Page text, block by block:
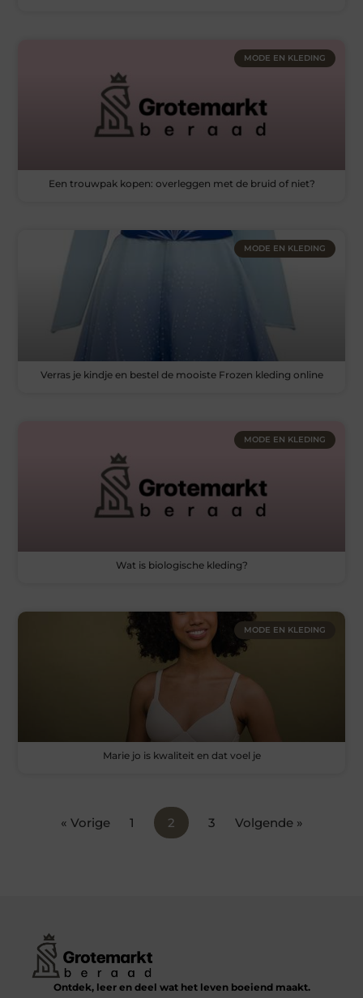
MODE EN KLEDING
Een trouwpak kopen: overleggen met de bruid of niet?
MODE EN KLEDING
Verras je kindje en bestel de mooiste Frozen kleding online
MODE EN KLEDING
Wat is biologische kleding?
MODE EN KLEDING
Marie jo is kwaliteit en dat voel je
« Vorige 1 2 3 Volgende »
Ontdek, leer en deel wat het leven boeiend maakt.